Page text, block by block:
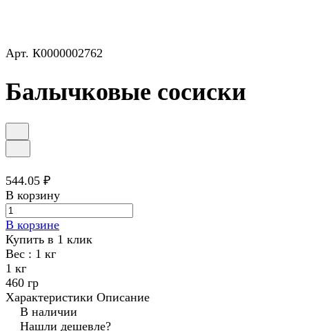
Арт. К0000002762
Балычковые сосиски
544.05 ₽
В корзину
В корзине
Купить в 1 клик
Вес : 1 кг
1 кг
460 гр
Характеристики Описание
В наличии
Нашли дешевле?